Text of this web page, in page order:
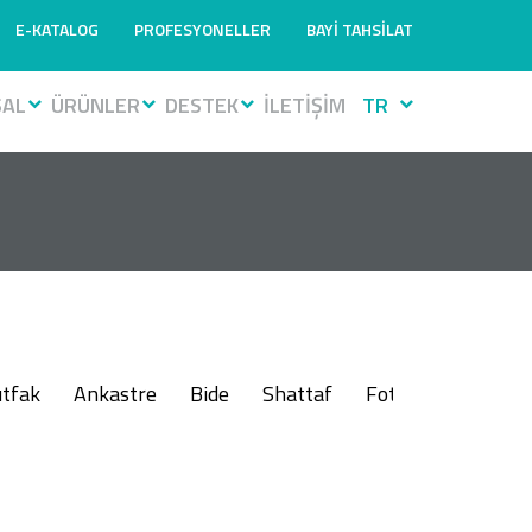
E-KATALOG PROFESYONELLER BAYİ TAHSİLAT
ÜRÜNLER DESTEK İLETİŞİM TR
Ankastre Bide Shattaf Fotoselli